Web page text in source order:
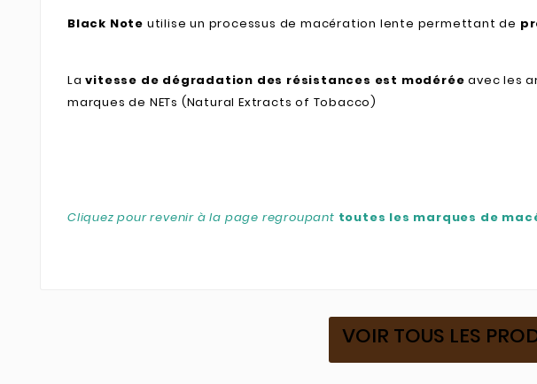
Black Note utilise un processus de macération lente permettant de
Lavitesse de dégradation des résistances est modérée avec les
marques de NETs (Natural Extracts of Tobacco)
Cliquez pour revenir à la page regroupant toutes les marques de
VOIR TOUS LES